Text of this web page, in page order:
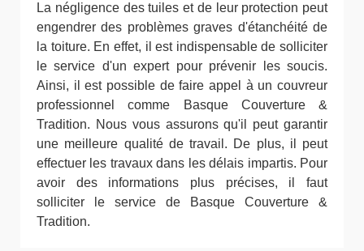
La négligence des tuiles et de leur protection peut
engendrer des problèmes graves d'étanchéité de
la toiture. En effet, il est indispensable de solliciter
le service d'un expert pour prévenir les soucis.
Ainsi, il est possible de faire appel à un couvreur
professionnel comme Basque Couverture &
Tradition. Nous vous assurons qu'il peut garantir
une meilleure qualité de travail. De plus, il peut
effectuer les travaux dans les délais impartis. Pour
avoir des informations plus précises, il faut
solliciter le service de Basque Couverture &
Tradition.